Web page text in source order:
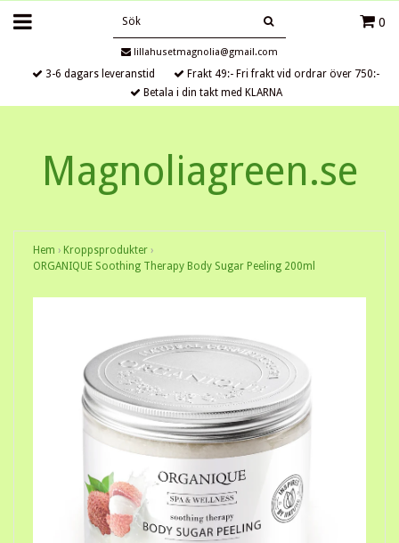
0
lillahusetmagnolia@gmail.com
3-6 dagars leveranstid
Frakt 49:- Fri frakt vid ordrar över 750:-
Betala i din takt med KLARNA
Magnoliagreen.se
Hem › Kroppsprodukter ›
ORGANIQUE Soothing Therapy Body Sugar Peeling 200ml